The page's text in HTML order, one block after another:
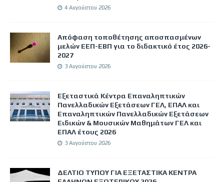
4 Αυγούστου 2026
Απόφαση τοποθέτησης αποσπασμένων
μελών ΕΕΠ-ΕΒΠ για το διδακτικό έτος 2026-
2027
3 Αυγούστου 2026
Εξεταστικά Κέντρα Επαναληπτικών
Πανελλαδικών Εξετάσεων ΓΕΛ, ΕΠΑΛ και
Επαναληπτικών Πανελλαδικών Εξετάσεων
Ειδικών & Μουσικών Μαθημάτων ΓΕΛ και
ΕΠΑΛ έτους 2026
3 Αυγούστου 2026
ΔΕΛΤΙΟ ΤΥΠΟΥ ΓΙΑ ΕΞΕΤΑΣΤΙΚΑ ΚΕΝΤΡΑ